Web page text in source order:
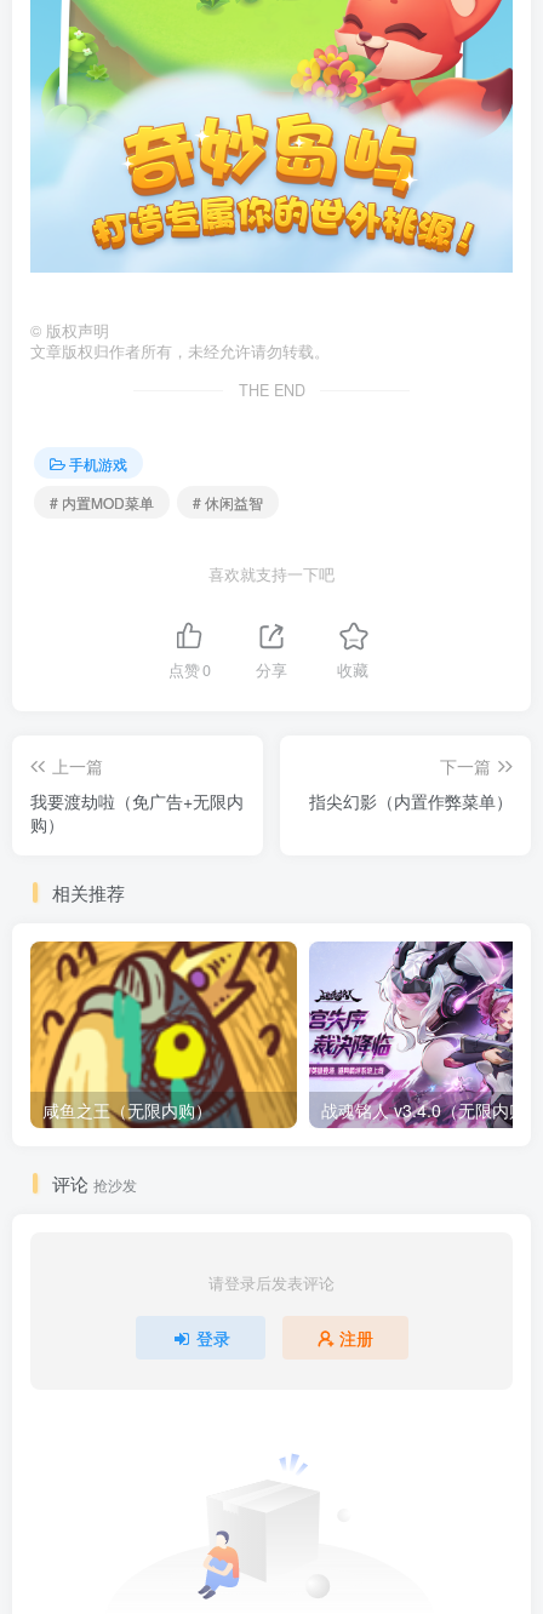
© 版权声明
文章版权归作者所有，未经允许请勿转载。
THE END
手机游戏
# 内置MOD菜单
# 休闲益智
喜欢就支持一下吧
点赞0 分享 收藏
上一篇
我要渡劫啦（免广告+无限内
购）
下一篇
指尖幻影（内置作弊菜单）
相关推荐
咸鱼之王（无限内购）
评论 抢沙发
请登录后发表评论
登录 注册